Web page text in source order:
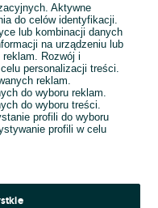
Aktywne
do celów identyfikacji.
lub kombinacji danych
na urządzeniu lub
Rozwój i
personalizacji treści.
reklam.
do wyboru reklam.
do wyboru treści.
profili do wyboru
profili w celu